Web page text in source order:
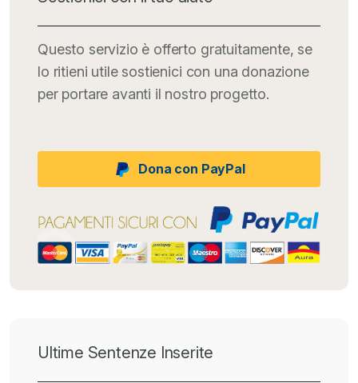
Questo servizio è offerto gratuitamente, se
lo ritieni utile sostienici con una donazione
per portare avanti il nostro progetto.
Dona con PayPal
Ultime Sentenze Inserite